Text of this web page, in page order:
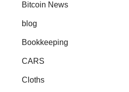
Bitcoin News
blog
Bookkeeping
CARS
Cloths